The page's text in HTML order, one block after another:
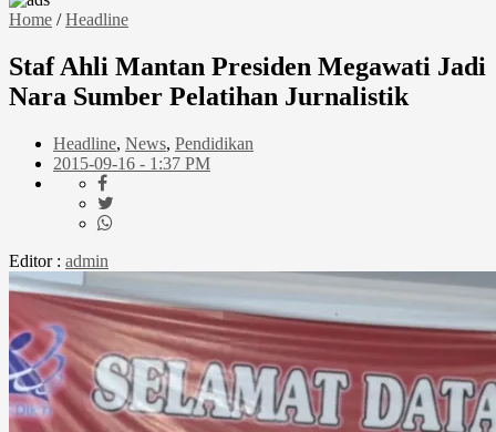
Home /Headline
Staf Ahli Mantan Presiden Megawati Jadi
Nara Sumber Pelatihan Jurnalistik
Headline, News, Pendidikan
2015-09-16 - 1:37 PM
Editor : admin